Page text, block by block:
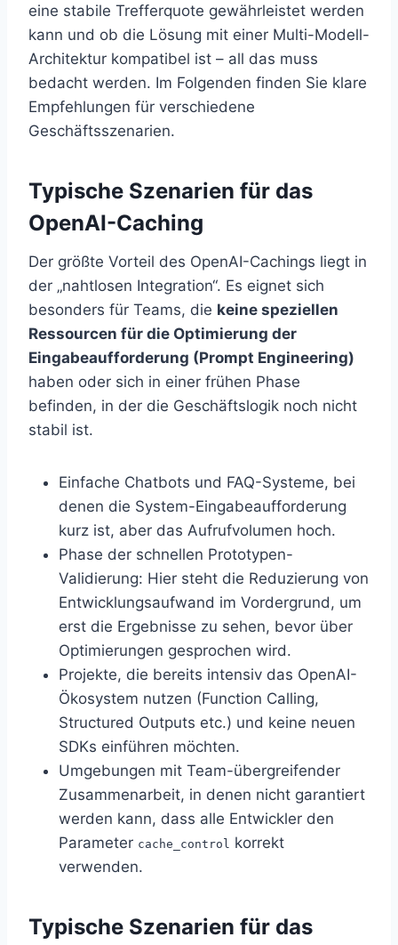
eine stabile Trefferquote gewährleistet werden
kann und ob die Lösung mit einer Multi-Modell-
Architektur kompatibel ist – all das muss
bedacht werden. Im Folgenden finden Sie klare
Empfehlungen für verschiedene
Geschäftsszenarien.
Typische Szenarien für das
OpenAI-Caching
Der größte Vorteil des OpenAI-Cachings liegt in
der „nahtlosen Integration“. Es eignet sich
besonders für Teams, die keine speziellen
Ressourcen für die Optimierung der
Eingabeaufforderung (Prompt Engineering)
haben oder sich in einer frühen Phase
befinden, in der die Geschäftslogik noch nicht
stabil ist.
Einfache Chatbots und FAQ-Systeme, bei
denen die System-Eingabeaufforderung
kurz ist, aber das Aufrufvolumen hoch.
Phase der schnellen Prototypen-
Validierung: Hier steht die Reduzierung von
Entwicklungsaufwand im Vordergrund, um
erst die Ergebnisse zu sehen, bevor über
Optimierungen gesprochen wird.
Projekte, die bereits intensiv das OpenAI-
Ökosystem nutzen (Function Calling,
Structured Outputs etc.) und keine neuen
SDKs einführen möchten.
Umgebungen mit Team-übergreifender
Zusammenarbeit, in denen nicht garantiert
werden kann, dass alle Entwickler den
Parameter cache_control korrekt
verwenden.
Typische Szenarien für das